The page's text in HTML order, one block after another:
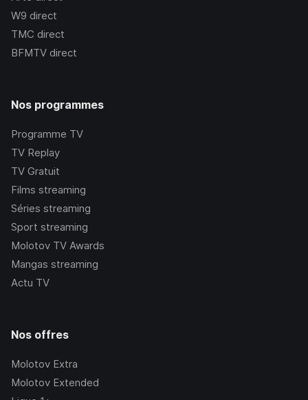
W9 direct
TMC direct
BFMTV direct
Nos programmes
Programme TV
TV Replay
TV Gratuit
Films streaming
Séries streaming
Sport streaming
Molotov TV Awards
Mangas streaming
Actu TV
Nos offres
Molotov Extra
Molotov Extended